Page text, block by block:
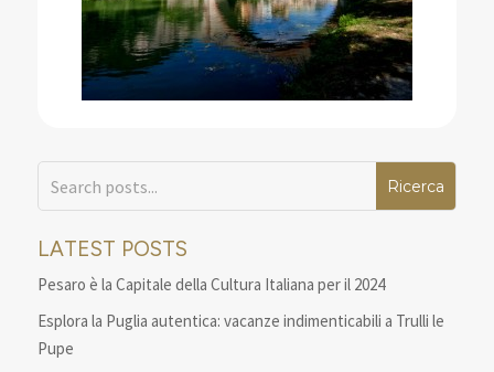
LATEST POSTS
Pesaro è la Capitale della Cultura Italiana per il 2024
Esplora la Puglia autentica: vacanze indimenticabili a Trulli le
Pupe